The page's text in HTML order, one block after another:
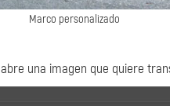
Marco personalizado
abre una imagen que quiere